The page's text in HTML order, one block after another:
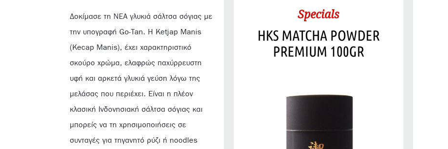
Δοκίμασε τη NEA γλυκιά σάλτσα σόγιας με
την υπογραφή Go-Tan. Η Ketjap Manis
(Kecap Manis), έχει χαρακτηριστικό
σκούρο χρώμα, ελαφρώς παχύρρευστη
υφή και αρκετά γλυκιά γεύση λόγω της
μελάσας που περιέχει. Είναι η πλέον
κλασική Ινδονησιακή σάλτσα σόγιας και
μπορείς να τη χρησιμοποιήσεις σε
συνταγές για τηγανητό ρύζι ή noodles
Specials
HKS MATCHA POWDER
PREMIUM 100GR